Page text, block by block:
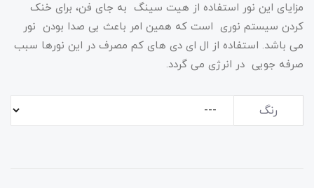
مزایای این نور استفاده از هیت سینگ به جای فن، برای خنک
کردن سیستم نوری است که همین امر باعث بی صدا بودن نور
می باشد. استفاده از ال ای دی های کم مصرف در این نورها سبب
صرفه جویی در انرژی می گردد.
رنگ